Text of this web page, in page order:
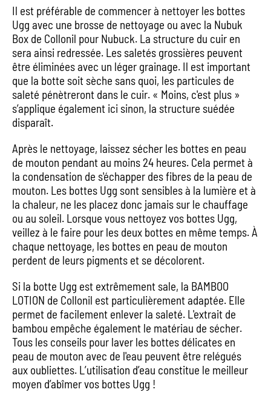
Il est préférable de commencer à nettoyer les bottes
Ugg avec une brosse de nettoyage ou avec la Nubuk
Box de Collonil pour Nubuck. La structure du cuir en
sera ainsi redressée. Les saletés grossières peuvent
être éliminées avec un léger grainage. Il est important
que la botte soit sèche sans quoi, les particules de
saleté pénètreront dans le cuir. « Moins, c'est plus »
s’applique également ici sinon, la structure suédée
disparaît.
Après le nettoyage, laissez sécher les bottes en peau
de mouton pendant au moins 24 heures. Cela permet à
la condensation de s'échapper des fibres de la peau de
mouton. Les bottes Ugg sont sensibles à la lumière et à
la chaleur, ne les placez donc jamais sur le chauffage
ou au soleil. Lorsque vous nettoyez vos bottes Ugg,
veillez à le faire pour les deux bottes en même temps. À
chaque nettoyage, les bottes en peau de mouton
perdent de leurs pigments et se décolorent.
Si la botte Ugg est extrêmement sale, la BAMBOO
LOTION de Collonil est particulièrement adaptée. Elle
permet de facilement enlever la saleté. L'extrait de
bambou empêche également le matériau de sécher.
Tous les conseils pour laver les bottes délicates en
peau de mouton avec de l'eau peuvent être relégués
aux oubliettes. L’utilisation d’eau constitue le meilleur
moyen d’abîmer vos bottes Ugg !